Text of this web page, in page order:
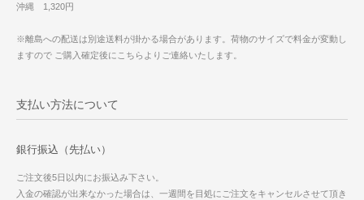
沖縄 1,320円
※離島への配送は別途送料が掛かる場合があります。荷物のサイズで料金が変動し
ますので ご購入確定後にこちらよりご連絡いたします。
支払い方法について
銀行振込（先払い）
ご注文後5日以内にお振込み下さい。
入金の確認が出来なかった場合は、一週間を目処にご注文をキャンセルさせて頂き